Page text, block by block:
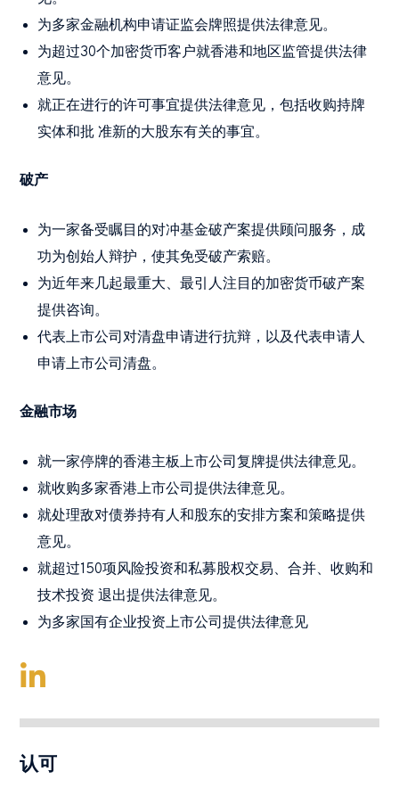
为多家金融机构申请证监会牌照提供法律意见。
为超过30个加密货币客户就香港和地区监管提供法律
意见。
就正在进行的许可事宜提供法律意见，包括收购持牌
实体和批 准新的大股东有关的事宜。
破产
为一家备受瞩目的对冲基金破产案提供顾问服务，成
功为创始人辩护，使其免受破产索赔。
为近年来几起最重大、最引人注目的加密货币破产案
提供咨询。
代表上市公司对清盘申请进行抗辩，以及代表申请人
申请上市公司清盘。
金融市场
就一家停牌的香港主板上市公司复牌提供法律意见。
就收购多家香港上市公司提供法律意见。
就处理敌对债券持有人和股东的安排方案和策略提供
意见。
就超过150项风险投资和私募股权交易、合并、收购和
技术投资 退出提供法律意见。
为多家国有企业投资上市公司提供法律意见
认可